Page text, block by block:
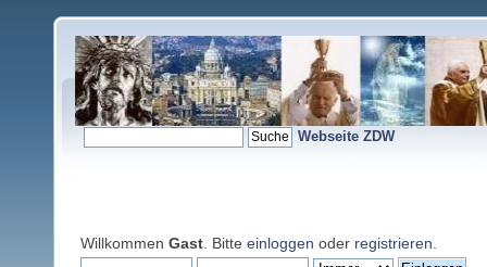
Webseite ZDW
Willkommen Gast . Bitte einloggen oder registrieren